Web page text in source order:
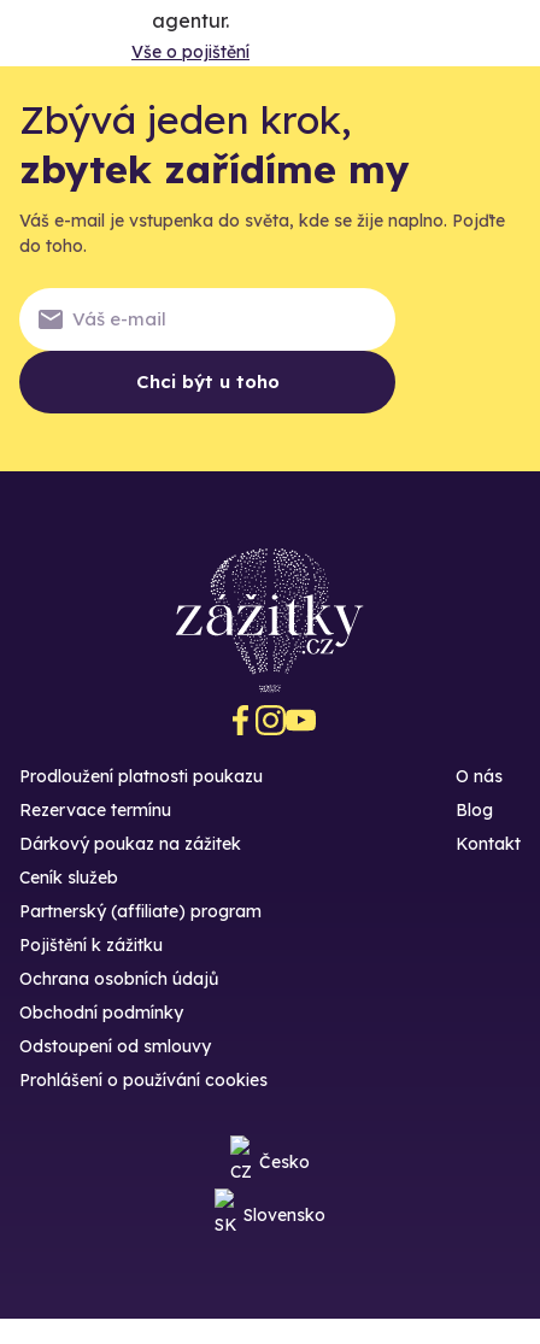
agentur.
Vše o pojištění
Zbývá jeden krok,
zbytek zařídíme my
Váš e-mail je vstupenka do světa, kde se žije naplno. Pojďte
do toho.
Chci být u toho
Prodloužení platnosti poukazu
Rezervace termínu
Dárkový poukaz na zážitek
O nás
Blog
Kontakt
Ceník služeb
Partnerský (affiliate) program
Pojištění k zážitku
Ochrana osobních údajů
Obchodní podmínky
Odstoupení od smlouvy
Prohlášení o používání cookies
Česko
Slovensko